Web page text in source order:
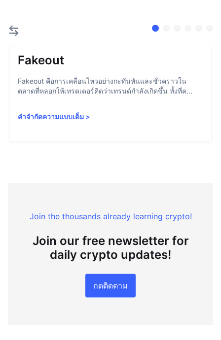
Fakeout
Fakeout คือการเคลื่อนไหวอย่างกะทันหันและชั่วคราวใน
ตลาดที่หลอกให้เทรดเดอร์คิดว่าเทรนด์กำลังเกิดขึ้น ทั้งที่ค...
คำจำกัดความแบบเต็ม >
Join the thousands already learning crypto!
Join our free newsletter for
daily crypto updates!
กดติดตาม